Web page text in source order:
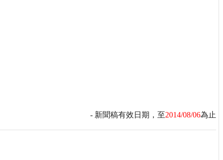
- 新聞稿有效日期，至2014/08/06為止